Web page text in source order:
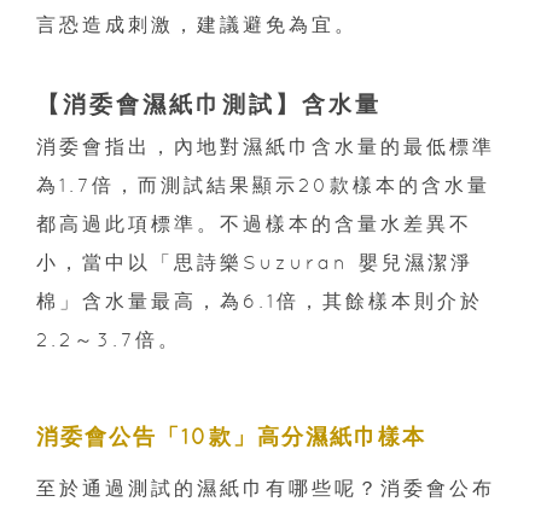
言恐造成刺激，建議避免為宜。
【消委會濕紙巾測試】含水量
消委會指出，內地對濕紙巾含水量的最低標準
為1.7倍，而測試結果顯示20款樣本的含水量
都高過此項標準。不過樣本的含量水差異不
小，當中以「思詩樂Suzuran 嬰兒濕潔淨
棉」含水量最高，為6.1倍，其餘樣本則介於
2.2～3.7倍。
消委會公告「10款」高分濕紙巾樣本
至於通過測試的濕紙巾有哪些呢？消委會公布